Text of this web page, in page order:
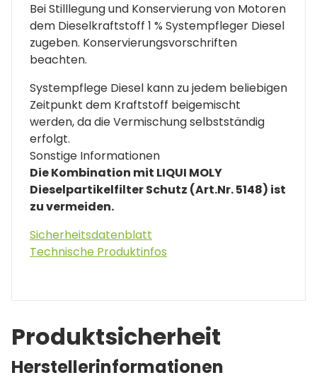
Bei Stilllegung und Konservierung von Motoren
dem Dieselkraftstoff 1 % Systempfleger Diesel
zugeben. Konservierungsvorschriften
beachten.
Systempflege Diesel kann zu jedem beliebigen
Zeitpunkt dem Kraftstoff beigemischt
werden, da die Vermischung selbstständig
erfolgt.
Sonstige Infor­ma­ti­onen
Die Kombination mit LIQUI MOLY
Dieselpartikelfilter Schutz (Art.Nr. 5148) ist
zu vermeiden.
Sicherheitsdatenblatt
Technische Produktinfos
Produktsicherheit
Herstellerinformationen